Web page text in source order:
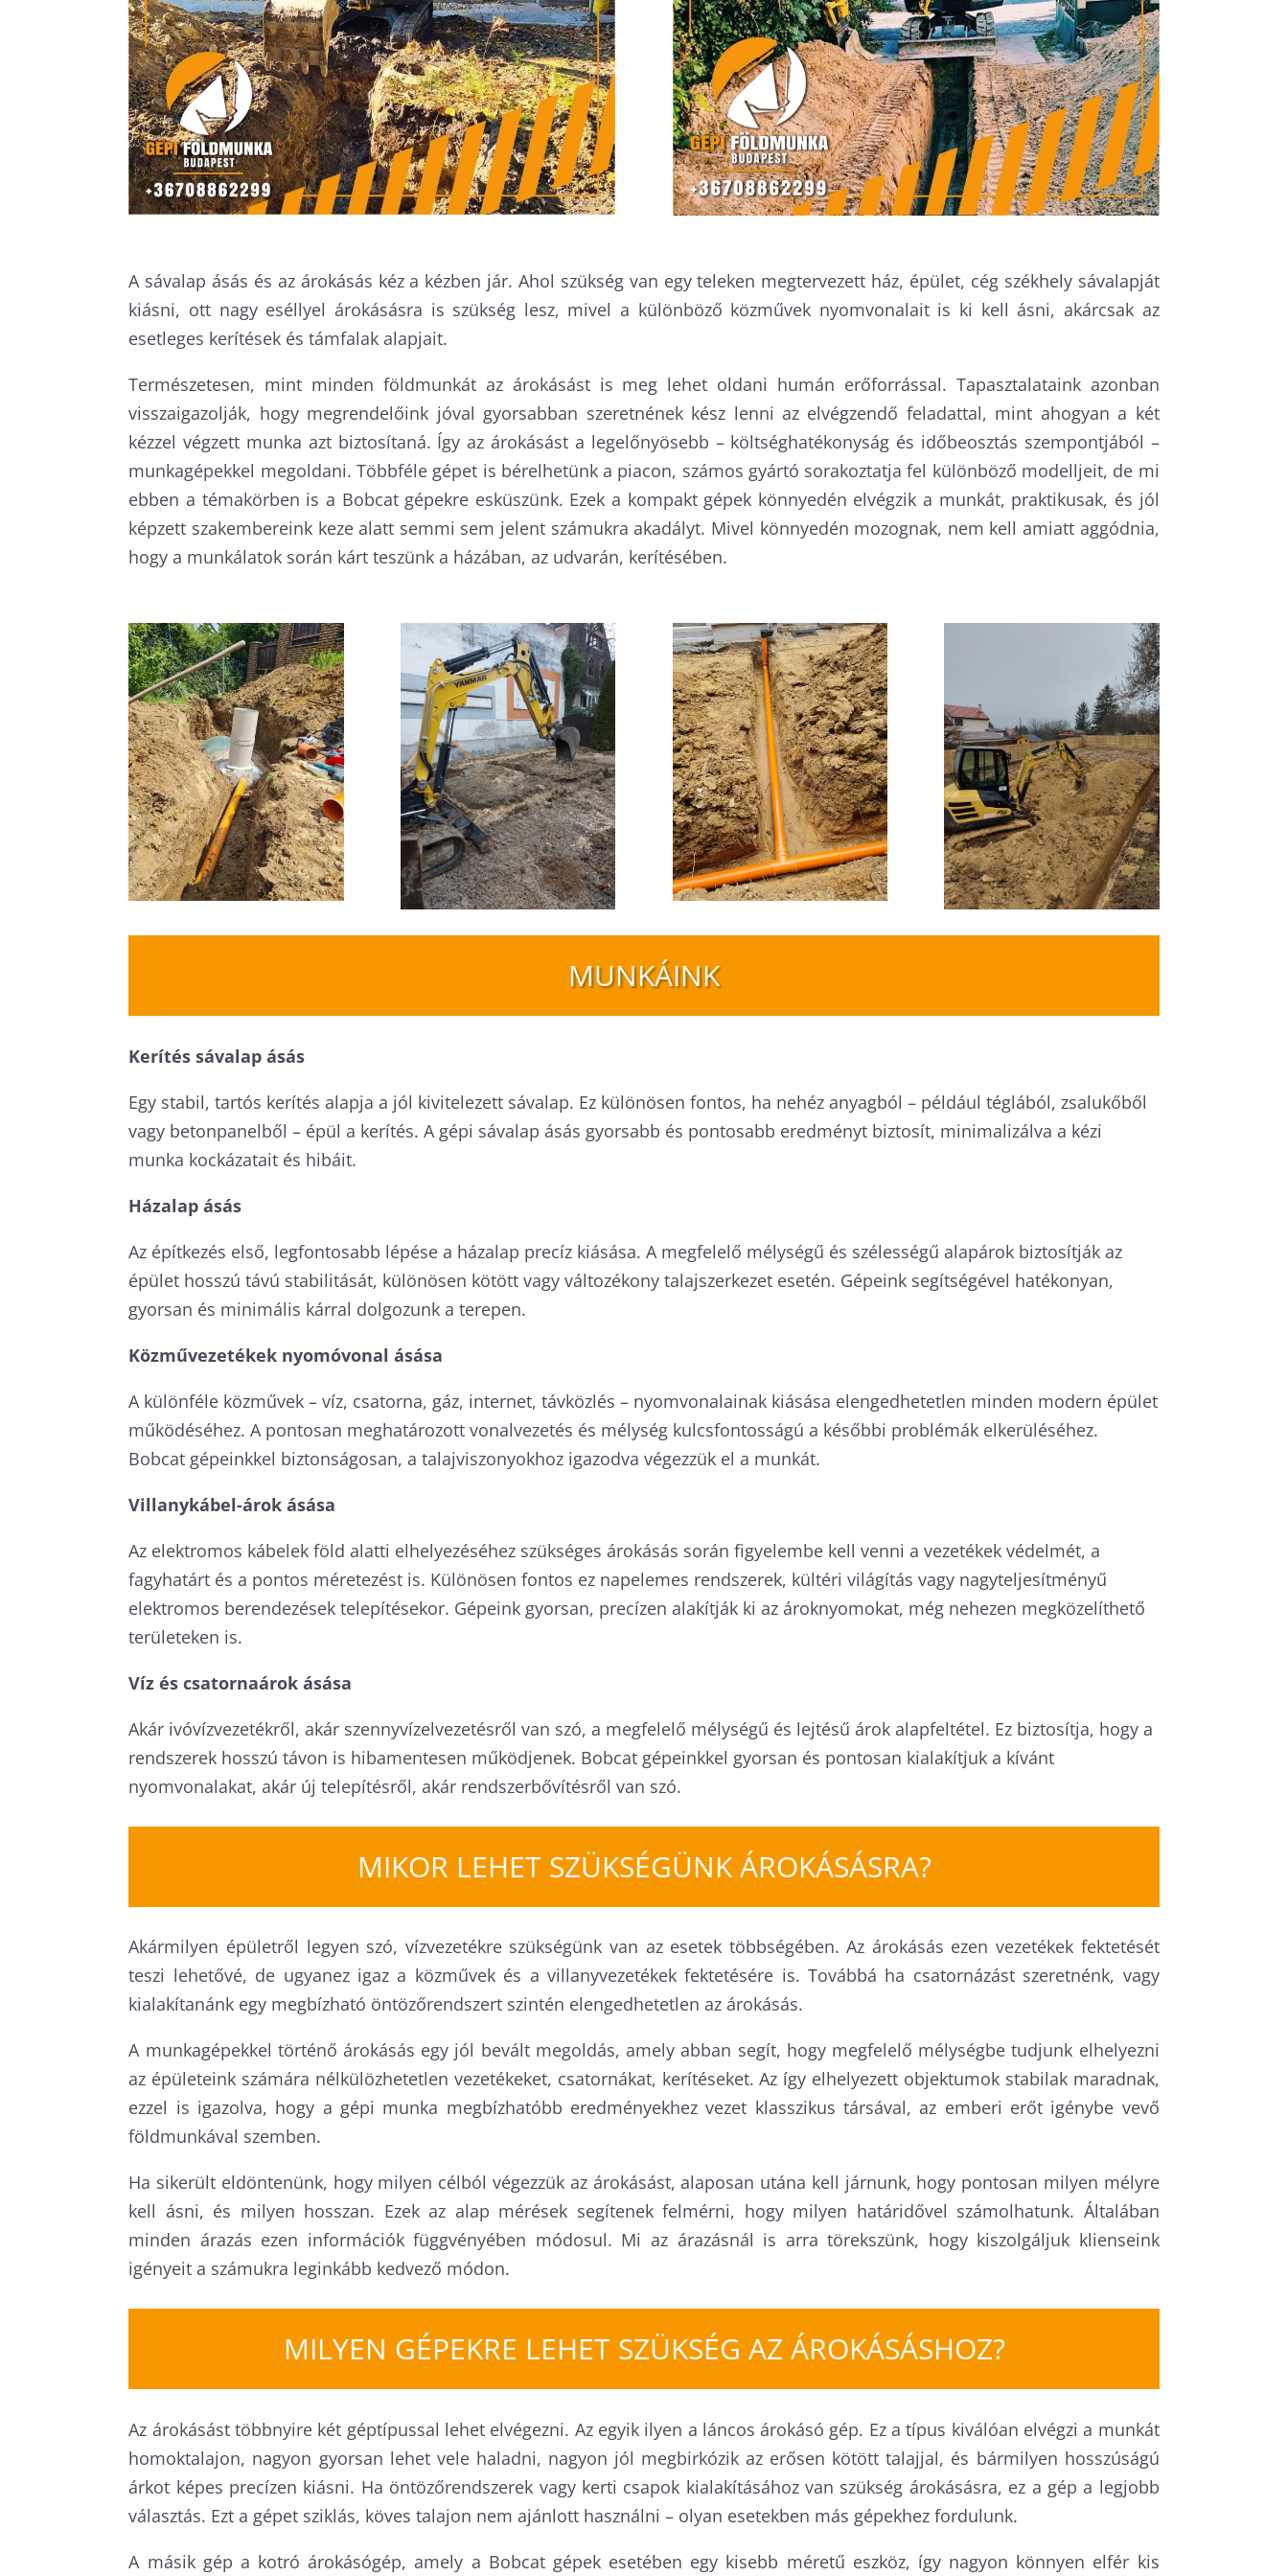
A sávalap ásás és az árokásás kéz a kézben jár. Ahol szükség van egy teleken megtervezett ház, épület, cég székhely sávalapját
kiásni, ott nagy eséllyel árokásásra is szükség lesz, mivel a különböző közművek nyomvonalait is ki kell ásni, akárcsak az
esetleges kerítések és támfalak alapjait.
Természetesen, mint minden földmunkát az árokásást is meg lehet oldani humán erőforrással. Tapasztalataink azonban
visszaigazolják, hogy megrendelőink jóval gyorsabban szeretnének kész lenni az elvégzendő feladattal, mint ahogyan a két
kézzel végzett munka azt biztosítaná. Így az árokásást a legelőnyösebb – költséghatékonyság és időbeosztás szempontjából –
munkagépekkel megoldani. Többféle gépet is bérelhetünk a piacon, számos gyártó sorakoztatja fel különböző modelljeit, de mi
ebben a témakörben is a Bobcat gépekre esküszünk. Ezek a kompakt gépek könnyedén elvégzik a munkát, praktikusak, és jól
képzett szakembereink keze alatt semmi sem jelent számukra akadályt. Mivel könnyedén mozognak, nem kell amiatt aggódnia,
hogy a munkálatok során kárt teszünk a házában, az udvarán, kerítésében.
MUNKÁINK
Kerítés sávalap ásás
Egy stabil, tartós kerítés alapja a jól kivitelezett sávalap. Ez különösen fontos, ha nehéz anyagból – például téglából, zsalukőből
vagy betonpanelből – épül a kerítés. A gépi sávalap ásás gyorsabb és pontosabb eredményt biztosít, minimalizálva a kézi
munka kockázatait és hibáit.
Házalap ásás
Az építkezés első, legfontosabb lépése a házalap precíz kiásása. A megfelelő mélységű és szélességű alapárok biztosítják az
épület hosszú távú stabilitását, különösen kötött vagy változékony talajszerkezet esetén. Gépeink segítségével hatékonyan,
gyorsan és minimális kárral dolgozunk a terepen.
Közművezetékek nyomóvonal ásása
A különféle közművek – víz, csatorna, gáz, internet, távközlés – nyomvonalainak kiásása elengedhetetlen minden modern épület
működéséhez. A pontosan meghatározott vonalvezetés és mélység kulcsfontosságú a későbbi problémák elkerüléséhez.
Bobcat gépeinkkel biztonságosan, a talajviszonyokhoz igazodva végezzük el a munkát.
Villanykábel-árok ásása
Az elektromos kábelek föld alatti elhelyezéséhez szükséges árokásás során figyelembe kell venni a vezetékek védelmét, a
fagyhatárt és a pontos méretezést is. Különösen fontos ez napelemes rendszerek, kültéri világítás vagy nagyteljesítményű
elektromos berendezések telepítésekor. Gépeink gyorsan, precízen alakítják ki az ároknyomokat, még nehezen megközelíthető
területeken is.
Víz és csatornaárok ásása
Akár ivóvízvezetékről, akár szennyvízelvezetésről van szó, a megfelelő mélységű és lejtésű árok alapfeltétel. Ez biztosítja, hogy a
rendszerek hosszú távon is hibamentesen működjenek. Bobcat gépeinkkel gyorsan és pontosan kialakítjuk a kívánt
nyomvonalakat, akár új telepítésről, akár rendszerbővítésről van szó.
MIKOR LEHET SZÜKSÉGÜNK ÁROKÁSÁSRA?
Akármilyen épületről legyen szó, vízvezetékre szükségünk van az esetek többségében. Az árokásás ezen vezetékek fektetését
teszi lehetővé, de ugyanez igaz a közművek és a villanyvezetékek fektetésére is. Továbbá ha csatornázást szeretnénk, vagy
kialakítanánk egy megbízható öntözőrendszert szintén elengedhetetlen az árokásás.
A munkagépekkel történő árokásás egy jól bevált megoldás, amely abban segít, hogy megfelelő mélységbe tudjunk elhelyezni
az épületeink számára nélkülözhetetlen vezetékeket, csatornákat, kerítéseket. Az így elhelyezett objektumok stabilak maradnak,
ezzel is igazolva, hogy a gépi munka megbízhatóbb eredményekhez vezet klasszikus társával, az emberi erőt igénybe vevő
földmunkával szemben.
Ha sikerült eldöntenünk, hogy milyen célból végezzük az árokásást, alaposan utána kell járnunk, hogy pontosan milyen mélyre
kell ásni, és milyen hosszan. Ezek az alap mérések segítenek felmérni, hogy milyen határidővel számolhatunk. Általában
minden árazás ezen információk függvényében módosul. Mi az árazásnál is arra törekszünk, hogy kiszolgáljuk klienseink
igényeit a számukra leginkább kedvező módon.
MILYEN GÉPEKRE LEHET SZÜKSÉG AZ ÁROKÁSÁSHOZ?
Az árokásást többnyire két géptípussal lehet elvégezni. Az egyik ilyen a láncos árokásó gép. Ez a típus kiválóan elvégzi a munkát
homoktalajon, nagyon gyorsan lehet vele haladni, nagyon jól megbirkózik az erősen kötött talajjal, és bármilyen hosszúságú
árkot képes precízen kiásni. Ha öntözőrendszerek vagy kerti csapok kialakításához van szükség árokásásra, ez a gép a legjobb
választás. Ezt a gépet sziklás, köves talajon nem ajánlott használni – olyan esetekben más gépekhez fordulunk.
A másik gép a kotró árokásógép, amely a Bobcat gépek esetében egy kisebb méretű eszköz, így nagyon könnyen elfér kis